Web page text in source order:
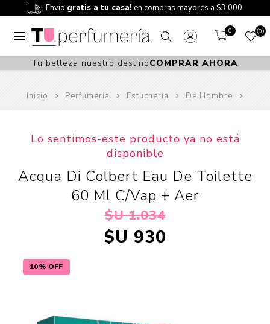
Envío gratis a tu casa! en compras mayores a $3.000
0 0
Tu belleza nuestro destinoCOMPRAR AHORA
Inicio Perfumería Estuchería De Hombre
10% OFF
Lo sentimos-este producto ya no está
disponible
Acqua Di Colbert Eau De Toilette
60 Ml C/Vap + Aer
$U 1.034
$U 930